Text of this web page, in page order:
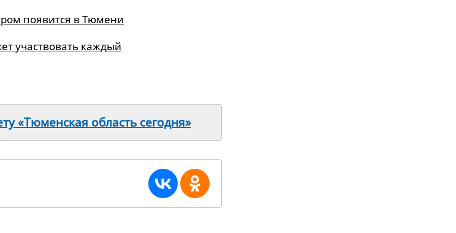
появится в Тюмени
участвовать каждый
«Тюменская область сегодня»